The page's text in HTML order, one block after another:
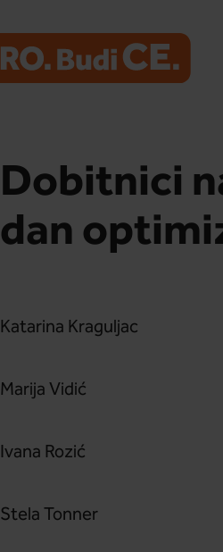
Dobitnici
dan
Katarina Kraguljac
Marija Vidić
Ivana Rozić
Stela Tonner